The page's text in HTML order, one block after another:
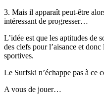
3. Mais il apparaît peut-être
intéressant de progresser…
L’idée est que les aptitudes de
des clefs pour l’aisance et
sportives.
Le Surfski n’échappe pas à ce
A vous de jouer…